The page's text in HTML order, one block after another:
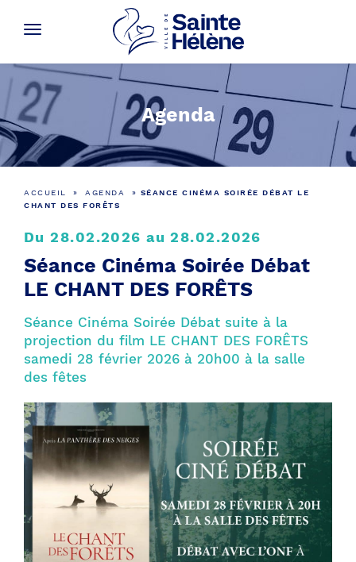
Agenda
ACCUEIL » AGENDA » SÉANCE CINÉMA SOIRÉE DÉBAT LE
CHANT DES FORÊTS
Du 28.02.2026 au 28.02.2026
Séance Cinéma Soirée Débat
LE CHANT DES FORÊTS
Séance Cinéma Soirée Débat suite à la
projection du film LE CHANT DES FORÊTS
samedi 28 février 2026 à 20h00 à la salle
des fêtes